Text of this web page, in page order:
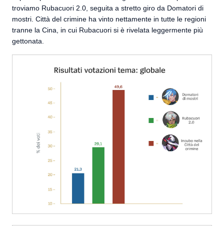
troviamo Rubacuori 2.0, seguita a stretto giro da Domatori di
mostri. Città del crimine ha vinto nettamente in tutte le regioni
tranne la Cina, in cui Rubacuori si è rivelata leggermente più
gettonata.